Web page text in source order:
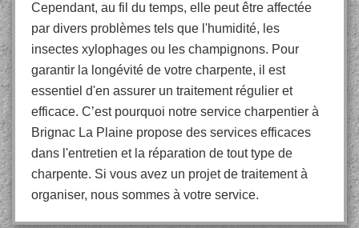
Cependant, au fil du temps, elle peut être affectée
par divers problèmes tels que l'humidité, les
insectes xylophages ou les champignons. Pour
garantir la longévité de votre charpente, il est
essentiel d'en assurer un traitement régulier et
efficace. C’est pourquoi notre service charpentier à
Brignac La Plaine propose des services efficaces
dans l'entretien et la réparation de tout type de
charpente. Si vous avez un projet de traitement à
organiser, nous sommes à votre service.